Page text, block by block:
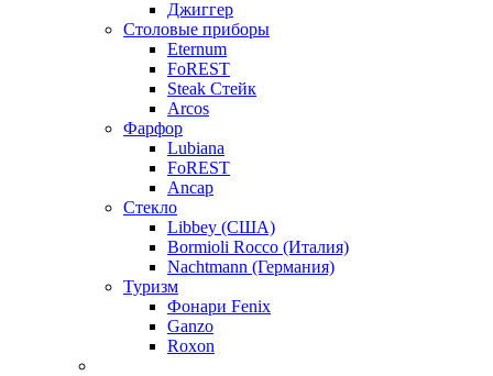
Джиггер
Столовые приборы
Eternum
FoREST
Steak Стейк
Arcos
Фарфор
Lubiana
FoREST
Ancap
Стекло
Libbey (США)
Bormioli Rocco (Италия)
Nachtmann (Германия)
Туризм
Фонари Fenix
Ganzo
Roxon